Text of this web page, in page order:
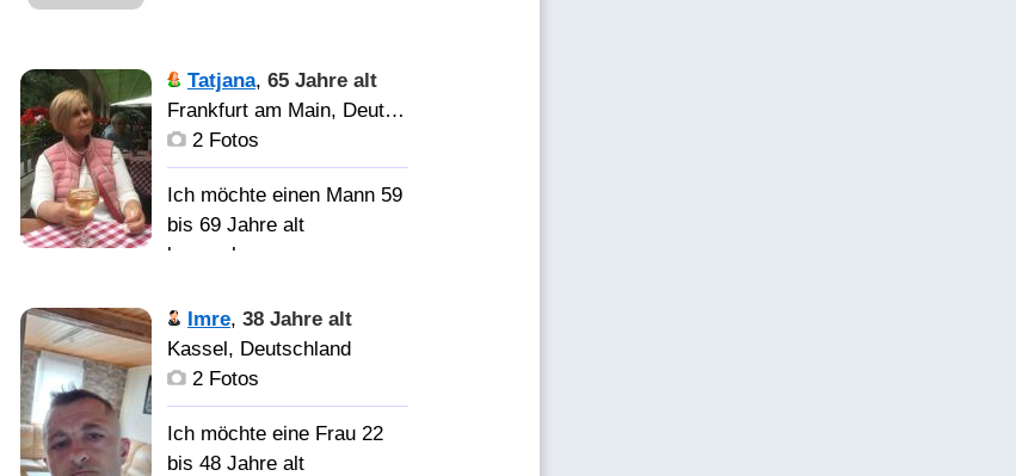
таких не бывает!
мужчину! С юмором и с
интеллектом! Для любви
и серьезных встреч.
Tatjana, 65 Jahre alt
Frankfurt am Main, Deutschland
2 Fotos
Ich möchte einen Mann 59
bis 69 Jahre alt
kennenlernen
Желаю
надёжного, заботливого
мужчину для совместной
Imre, 38 Jahre alt
Kassel, Deutschland
2 Fotos
Ich möchte eine Frau 22
bis 48 Jahre alt